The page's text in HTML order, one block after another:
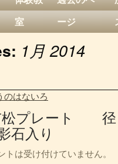
室
ージ
1月 2014
のはないろ
プレート 径
石入り
トは受け付けていません。